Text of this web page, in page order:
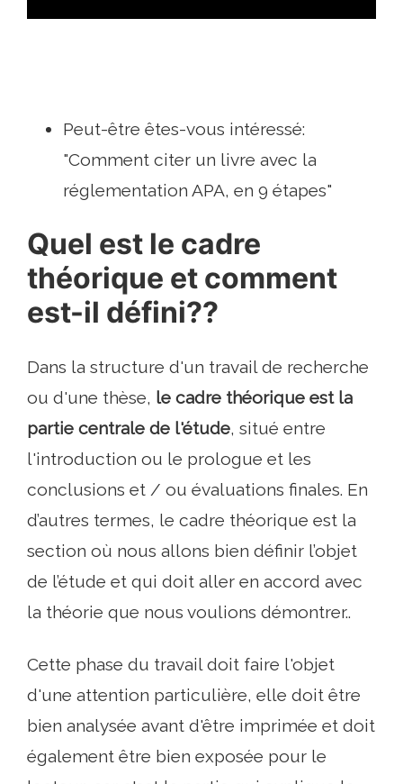
Peut-être êtes-vous intéressé:
"Comment citer un livre avec la
réglementation APA, en 9 étapes"
Quel est le cadre
théorique et comment
est-il défini??
Dans la structure d'un travail de recherche
ou d'une thèse, le cadre théorique est la
partie centrale de l'étude, situé entre
l'introduction ou le prologue et les
conclusions et / ou évaluations finales. En
d’autres termes, le cadre théorique est la
section où nous allons bien définir l’objet
de l’étude et qui doit aller en accord avec
la théorie que nous voulions démontrer..
Cette phase du travail doit faire l'objet
d'une attention particulière, elle doit être
bien analysée avant d'être imprimée et doit
également être bien exposée pour le